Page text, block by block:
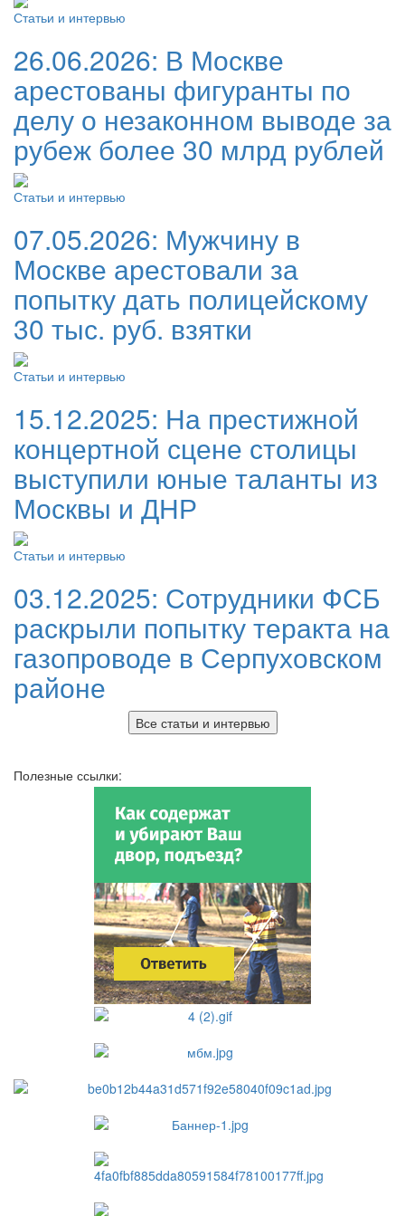
Статьи и интервью
26.06.2026: В Москве
арестованы фигуранты по
делу о незаконном выводе за
рубеж более 30 млрд рублей
Статьи и интервью
07.05.2026: Мужчину в
Москве арестовали за
попытку дать полицейскому
30 тыс. руб. взятки
Статьи и интервью
15.12.2025: На престижной
концертной сцене столицы
выступили юные таланты из
Москвы и ДНР
Статьи и интервью
03.12.2025: Сотрудники ФСБ
раскрыли попытку теракта на
газопроводе в Серпуховском
районе
Все статьи и интервью
Полезные ссылки: